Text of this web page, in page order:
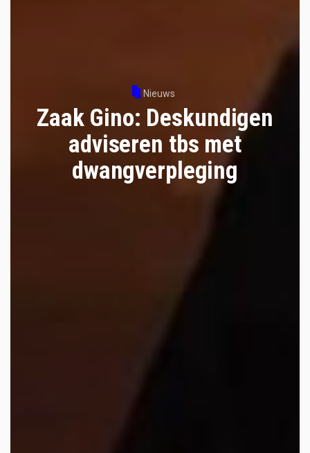
Nieuws
Zaak Gino: Deskundigen
adviseren tbs met
dwangverpleging